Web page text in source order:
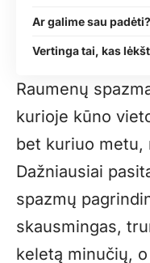
Ar galime sau padėti?
Vertinga tai, kas
Raumenų
kurioje kūno
bet kuriuo metu,
Dažniausiai
spazmų
skausmingas,
keletą minučių,